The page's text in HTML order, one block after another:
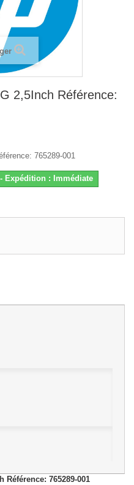
2,5Inch Référence:
765289-001
Expédition : Immédiate
Référence: 765289-001